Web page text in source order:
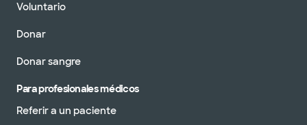
Voluntario
Donar
Donar sangre
Para profesionales médicos
Referir a un paciente